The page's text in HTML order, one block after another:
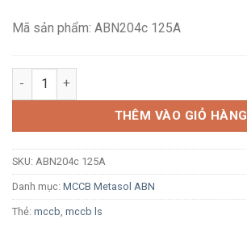
Mã sản phẩm: ABN204c 125A
MCCB LS ABN204c 4P 125A 30kA số lượng
THÊM VÀO GIỎ HÀNG
SKU: ABN204c 125A
Danh mục: MCCB Metasol ABN
Thẻ: mccb mccb ls